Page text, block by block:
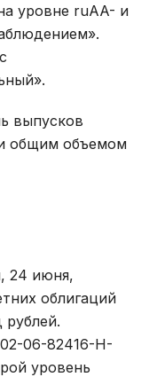
уровне ruAA- и
выпусков
общим объемом
24 июня,
облигаций
06-82416-H-
уровень